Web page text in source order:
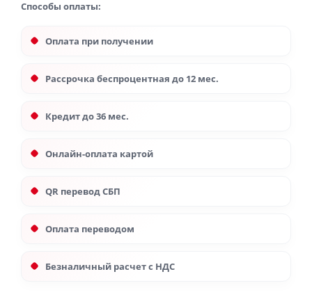
Способы оплаты:
Оплата при получении
Рассрочка беспроцентная до 12 мес.
Кредит до 36 мес.
Онлайн-оплата картой
QR перевод СБП
Оплата переводом
Безналичный расчет с НДС